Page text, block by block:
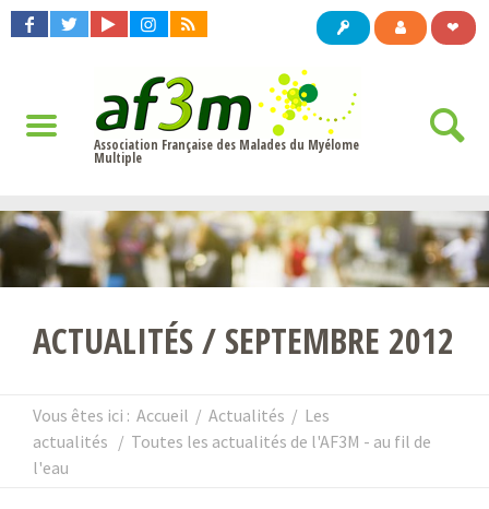
❤
Association Française des Malades du Myélome
Multiple
ACTUALITÉS / SEPTEMBRE 2012
Vous êtes ici : Accueil / Actualités / Les
actualités / Toutes les actualités de l'AF3M - au fil de
l'eau